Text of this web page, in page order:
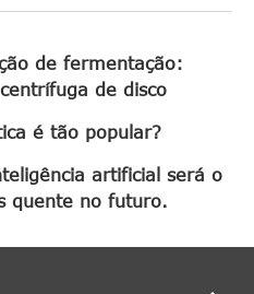
de fermentação:
de disco
é tão popular?
artificial será o
quente no futuro.